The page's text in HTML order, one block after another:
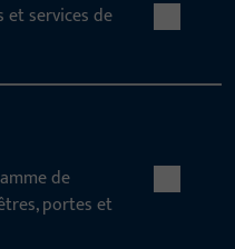
services de
de
portes et